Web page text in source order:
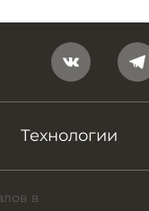
Технологии
в